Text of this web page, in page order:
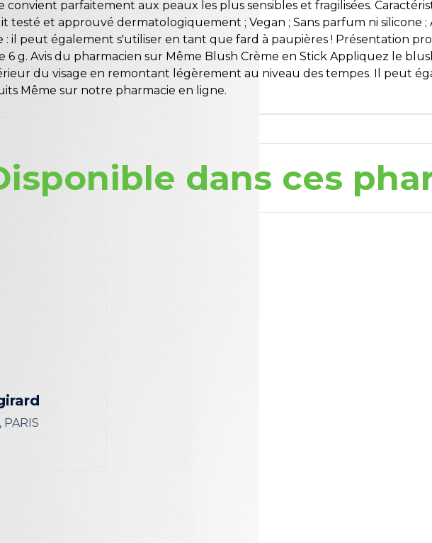
convient parfaitement aux peaux les plus sensibles et fragilisées.
testé et approuvé dermatologiquement ; Vegan ; Sans parfum ni silicone
il peut également s'utiliser en tant que fard à paupières ! Présentation
6 g. Avis du pharmacien sur Même Blush Crème en Stick Appliquez le
du visage en remontant légèrement au niveau des tempes. Il peut
Même sur notre pharmacie en ligne.
dans ces
PARIS